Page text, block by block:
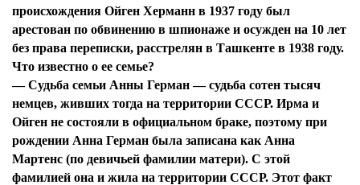
происхождения Ойген Херманн в 1937 году был
арестован по обвинению в шпионаже и осужден на 10 лет
без права переписки, расстрелян в Ташкенте в 1938 году.
Что известно о ее семье?
— Судьба семьи Анны Герман — судьба сотен тысяч
немцев, живших тогда на территории СССР. Ирма и
Ойген не состояли в официальном браке, поэтому при
рождении Анна Герман была записана как Анна
Мартенс (по девичьей фамилии матери). С этой
фамилией она и жила на территории СССР. Этот факт